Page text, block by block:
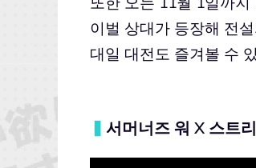
이벌 상대가 등장해 전
대일 대전도 즐겨볼 수
▍ 서머너즈 워 X 스트